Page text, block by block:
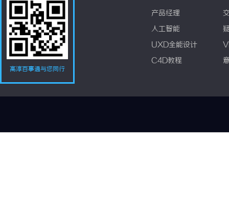
高淳百事通与您同行
产品经理
人工智能
UXD全能设计
C4D教程